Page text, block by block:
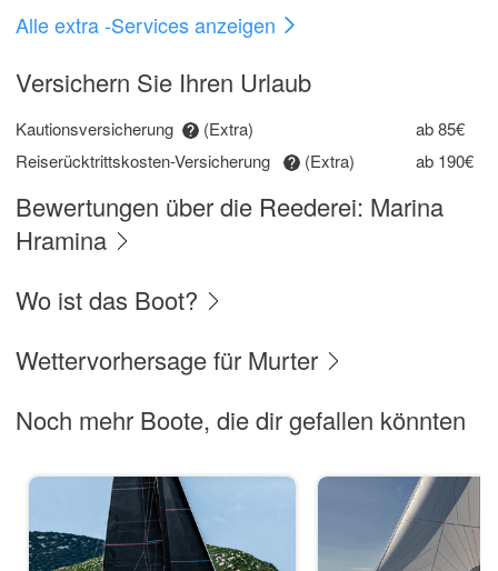
Alle extra -Services anzeigen
Versichern Sie Ihren Urlaub
Kautionsversicherung (Extra)
ab 85€
Reiserücktrittskosten-Versicherung
(Extra) ab 190€
Bewertungen über die Reederei: Marina
Hramina
Wo ist das Boot?
Wettervorhersage für Murter
Noch mehr Boote, die dir gefallen könnten